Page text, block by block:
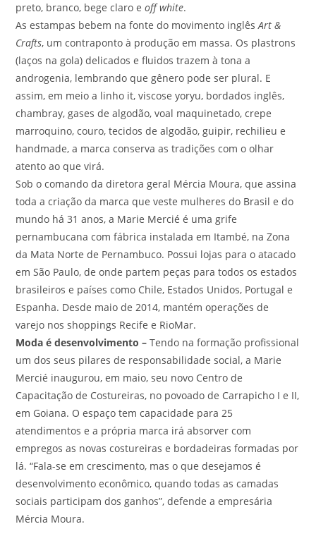
preto, branco, bege claro eoff white.
As estampas bebem na fonte do movimento inglêsArt &
Crafts, um contraponto à produção em massa. Os plastrons
(laços na gola) delicados e fluidos trazem à tona a
androgenia, lembrando que gênero pode ser plural. E
assim, em meio a linho it, viscose yoryu, bordados inglês,
chambray, gases de algodão, voal maquinetado, crepe
marroquino, couro, tecidos de algodão, guipir, rechilieu e
handmade, a marca conserva as tradições com o olhar
atento ao que virá.
Sob o comando da diretora geral Mércia Moura, que assina
toda a criação da marca que veste mulheres do Brasil e do
mundo há 31 anos, a Marie Mercié é uma grife
pernambucana com fábrica instalada em Itambé, na Zona
da Mata Norte de Pernambuco. Possui lojas para o atacado
em São Paulo, de onde partem peças para todos os estados
brasileiros e países como Chile, Estados Unidos, Portugal e
Espanha. Desde maio de 2014, mantém operações de
varejo nos shoppings Recife e RioMar.
Moda é desenvolvimento – Tendo na formação profissional
um dos seus pilares de responsabilidade social, a Marie
Mercié inaugurou, em maio, seu novo Centro de
Capacitação de Costureiras, no povoado de Carrapicho I e II,
em Goiana. O espaço tem capacidade para 25
atendimentos e a própria marca irá absorver com
empregos as novas costureiras e bordadeiras formadas por
lá. “Fala-se em crescimento, mas o que desejamos é
desenvolvimento econômico, quando todas as camadas
sociais participam dos ganhos”, defende a empresária
Mércia Moura.